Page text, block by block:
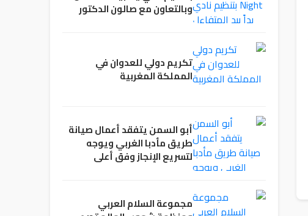
وبالتعاون مع صالون الدكتور
تكريم دولي للعدوان في
المملكة المغربية
أبو السمن يتفقد أعمال صيانة
طريق مأدبا الغربي ويوجه
لتسريع الإنجاز وفق أعلى
المواصفات
مجموعة السلام العربي